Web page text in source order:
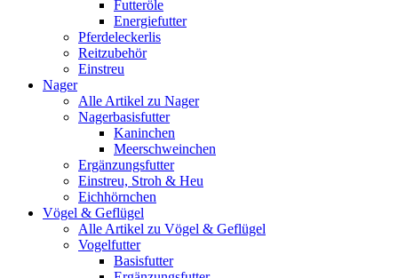
Futteröle
Energiefutter
Pferdeleckerlis
Reitzubehör
Einstreu
Nager
Alle Artikel zu Nager
Nagerbasisfutter
Kaninchen
Meerschweinchen
Ergänzungsfutter
Einstreu, Stroh & Heu
Eichhörnchen
Vögel & Geflügel
Alle Artikel zu Vögel & Geflügel
Vogelfutter
Basisfutter